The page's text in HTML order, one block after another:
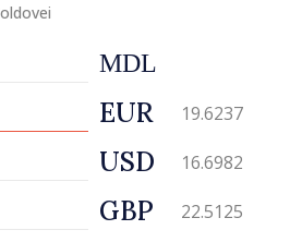
MDL
EUR 19.6237
USD 16.6982
GBP 22.5125